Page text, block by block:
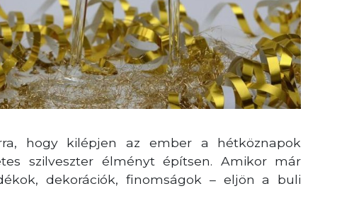
hogy kilépjen az ember a hétköznapok
szilveszter élményt építsen. Amikor már
dekorációk, finomságok – eljön a buli